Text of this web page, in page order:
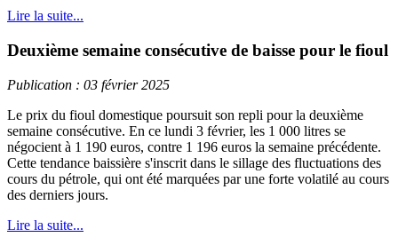
Lire la suite...
Deuxième semaine consécutive de baisse pour le fioul
Publication : 03 février 2025
Le prix du fioul domestique poursuit son repli pour la deuxième
semaine consécutive. En ce lundi 3 février, les 1 000 litres se
négocient à 1 190 euros, contre 1 196 euros la semaine précédente.
Cette tendance baissière s'inscrit dans le sillage des fluctuations des
cours du pétrole, qui ont été marquées par une forte volatilé au cours
des derniers jours.
Lire la suite...